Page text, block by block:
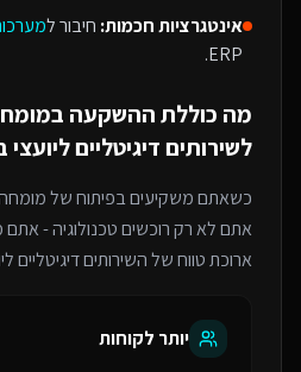
אינטגרציות חכמות: חיבור ל
ERP.
מה כוללת ההשקעה ב
לשירותים דיגיטליים
כשאתם משקיעים בפיתוח של
אתם לא רק רוכשים טכנולוגיה -
ארוכת טווח של השירותים דיגיטליים
יותר לקוחות